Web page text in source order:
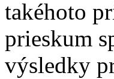
takéhoto
prieskum
výsledky